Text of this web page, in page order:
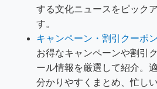
する文化ニュースをピック
す。
キャンペーン・割引クーポ
お得なキャンペーンや割引
ール情報を厳選して紹介。
分かりやすくまとめ、忙し